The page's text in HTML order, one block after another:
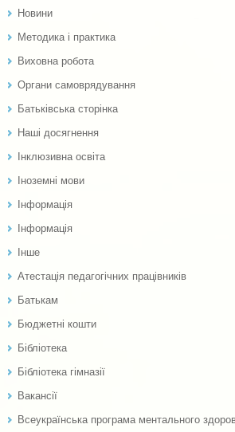
Новини
Методика і практика
Виховна робота
Органи самоврядування
Батьківська сторінка
Наші досягнення
Інклюзивна освіта
Іноземні мови
Інформація
Інформація
Інше
Атестація педагогічних працівників
Батькам
Бюджетні кошти
Бібліотека
Бібліотека гімназії
Вакансії
Всеукраїнська програма ментального